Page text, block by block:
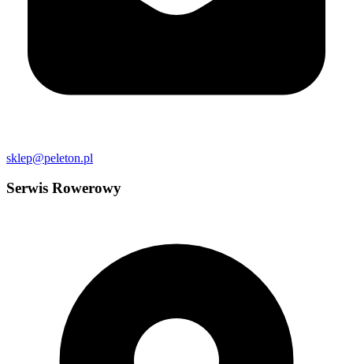
sklep@peleton.pl
Serwis Rowerowy